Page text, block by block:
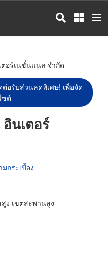
อร์เนชั่นแนล จำกัด
อรับส่วนลดพิเศษ! เพื่อจัด
ซต์
นเตอร์
กระเบื้อง
ง เขตสะพานสูง